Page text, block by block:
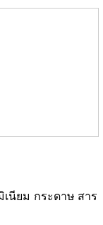
เนียม กระดาษ สาร